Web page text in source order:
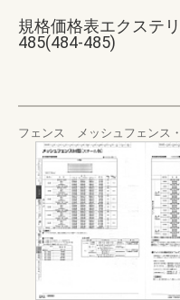
規格価格表エクステ
485(484-485)
フェンス メッシュフェンス